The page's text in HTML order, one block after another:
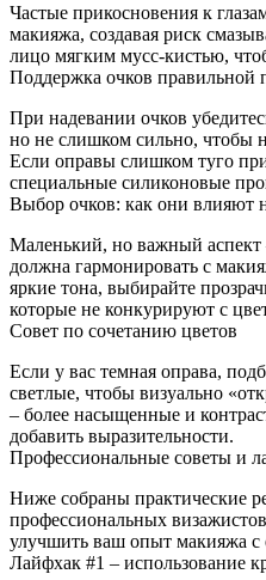
Частые прикосновения к
макияжа, создавая риск
лицо мягким мусс-кистью,
Поддержка очков правильной
При надевании очков
но не слишком сильно, чтобы
Если оправы слишком туго
специальные силиконовые
Выбор очков: как они влияют
Маленький, но важный аспект
должна гармонировать с
яркие тона, выбирайте
которые не конкурируют с
Совет по сочетанию цветов
Если у вас темная оправа,
светлые, чтобы визуально
– более насыщенные и
добавить выразительности.
Профессиональные советы и
Ниже собраны практические
профессиональных
улучшить ваш опыт макияжа с
Лайфхак #1 – использование